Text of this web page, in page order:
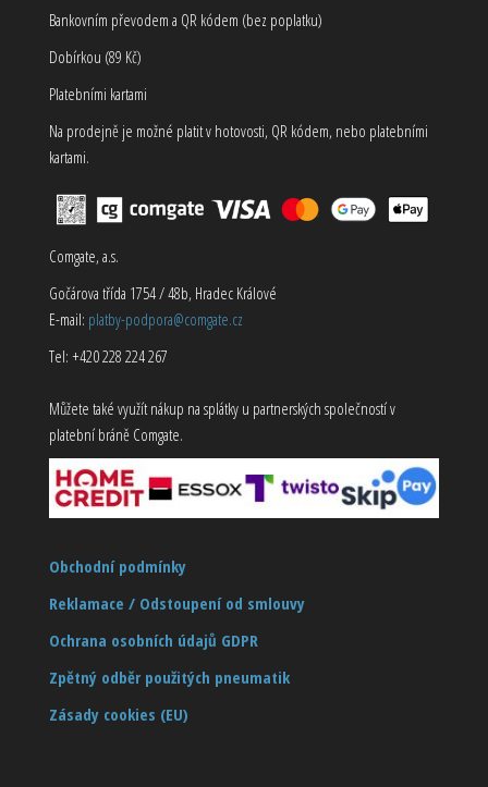
Bankovním převodem a QR kódem (bez poplatku)
Dobírkou (89 Kč)
Platebními kartami
Na prodejně je možné platit v hotovosti, QR kódem, nebo platebními
kartami.
Comgate, a.s.
Gočárova třída 1754 / 48b, Hradec Králové
E-mail: platby-podpora@comgate.cz
Tel: +420 228 224 267
Můžete také využít nákup na splátky u partnerských společností v
platební bráně Comgate.
Obchodní podmínky
Reklamace / Odstoupení od smlouvy
Ochrana osobních údajů GDPR
Zpětný odběr použitých pneumatik
Zásady cookies (EU)